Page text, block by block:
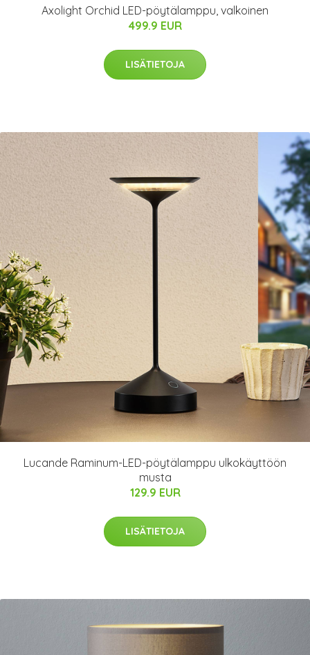
Axolight Orchid LED-pöytälamppu, valkoinen
499.9 EUR
LISÄTIETOJA
Lucande Raminum-LED-pöytälamppu ulkokäyttöön
musta
129.9 EUR
LISÄTIETOJA